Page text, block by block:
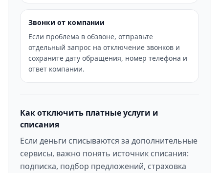
Звонки от компании
Если проблема в обзвоне, отправьте
отдельный запрос на отключение звонков и
сохраните дату обращения, номер телефона и
ответ компании.
Как отключить платные услуги и
списания
Если деньги списываются за дополнительные
сервисы, важно понять источник списания:
подписка, подбор предложений, страховка